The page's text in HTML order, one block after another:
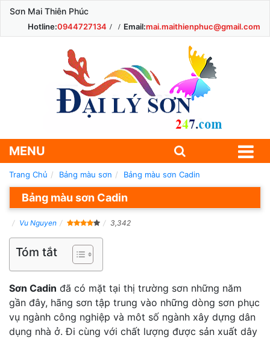
Sơn Mai Thiên Phúc
Hotline:0944727134 Email:mai.maithienphuc@gmail.com
MENU
Trang Chủ Bảng màu sơn Bảng màu sơn Cadin
Bảng màu sơn Cadin
Vu Nguyen 3,342
Tóm tắt
Sơn Cadin đã có mặt tại thị trường sơn những năm
gần đây, hãng sơn tập trung vào những dòng sơn phục
vụ ngành công nghiệp và môt số ngành xây dựng dân
dụng nhà ở. Đi cùng với chất lượng được sản xuất dây